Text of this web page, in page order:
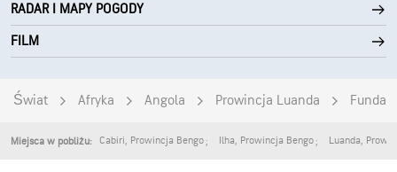
RADAR I MAPY POGODY
FILM
Świat Afryka Angola Prowincja Luanda Funda
Miejsca w pobliżu: Cabiri, Prowincja Bengo Ilha, Prowincja Bengo Luanda,